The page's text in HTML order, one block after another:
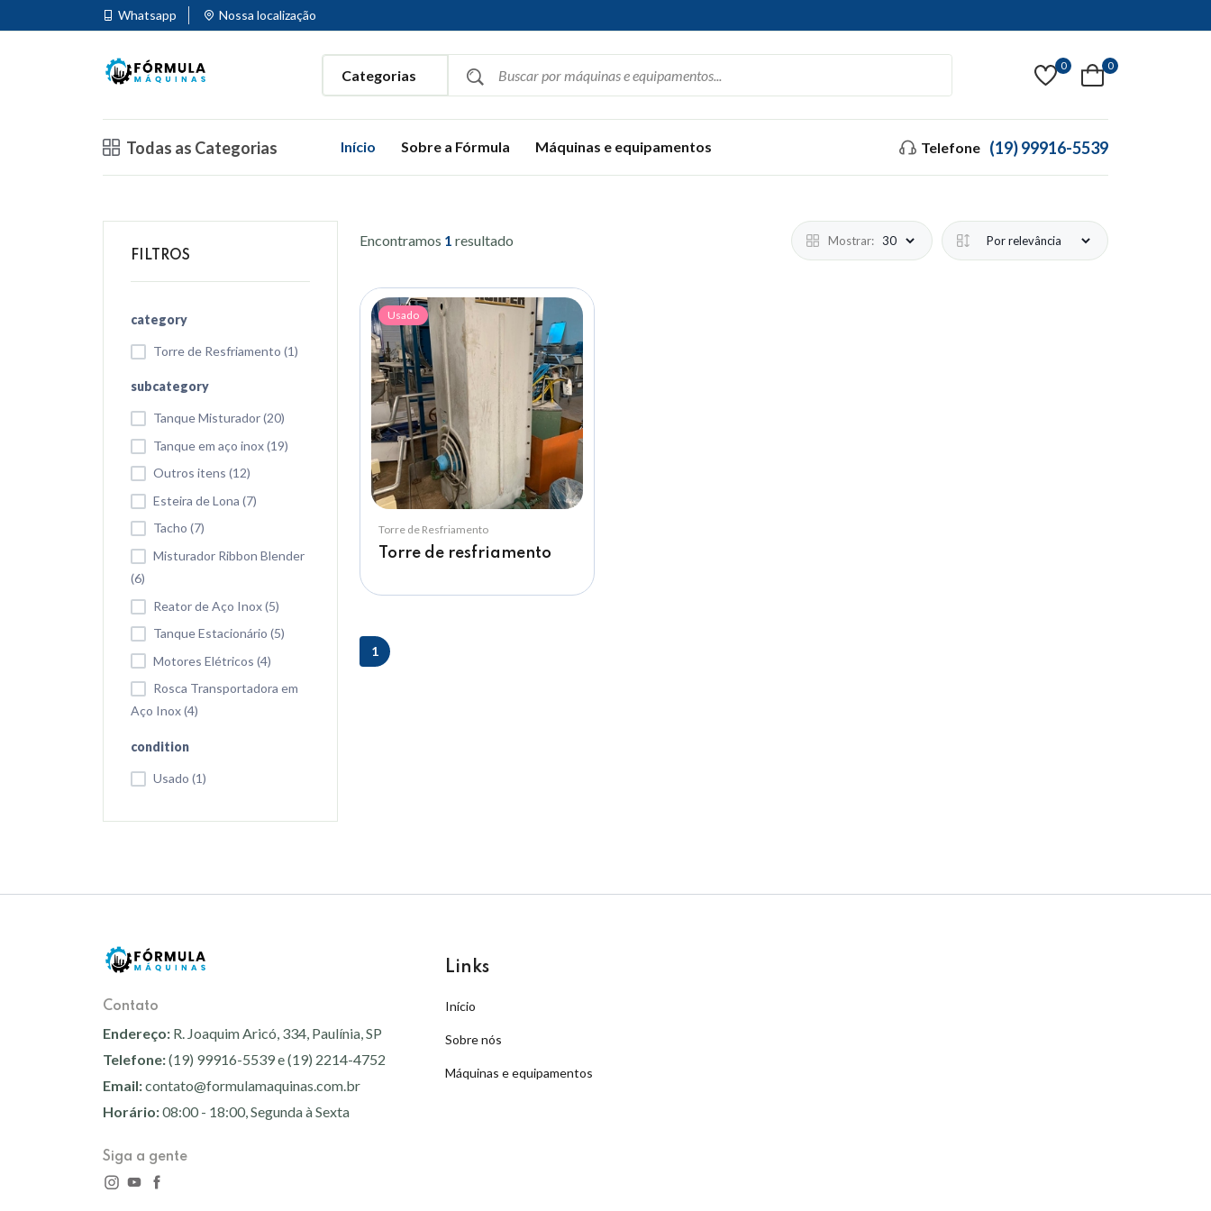
Whatsapp Nossa localização
0 0
Todas as Categorias Início Sobre a Fórmula Máquinas e equipamentos Telefone (19) 99916-5539
Encontramos 1 resultado Mostrar:
Usado
Torre de Resfriamento
Torre de resfriamento
1
FILTROS
category
Torre de Resfriamento (1)
subcategory
Tanque Misturador (20)
Tanque em aço inox (19)
Outros itens (12)
Esteira de Lona (7)
Tacho (7)
Misturador Ribbon Blender
(6)
Reator de Aço Inox (5)
Tanque Estacionário (5)
Motores Elétricos (4)
Rosca Transportadora em
Aço Inox (4)
condition
Usado (1)
Contato
Endereço: R. Joaquim Aricó, 334, Paulínia, SP
Telefone:(19) 99916-5539 e (19) 2214-4752
Email:contato@formulamaquinas.com.br
Horário:08:00 - 18:00, Segunda à Sexta
Siga a gente
Links
Início
Sobre nós
Máquinas e equipamentos